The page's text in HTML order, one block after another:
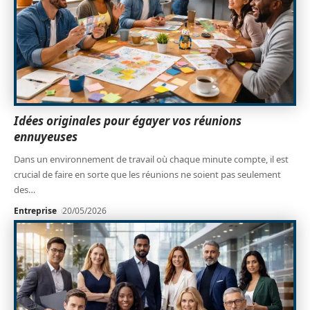
Idées originales pour égayer vos réunions
ennuyeuses
Dans un environnement de travail où chaque minute compte, il est
crucial de faire en sorte que les réunions ne soient pas seulement
des…
Entreprise 20/05/2026